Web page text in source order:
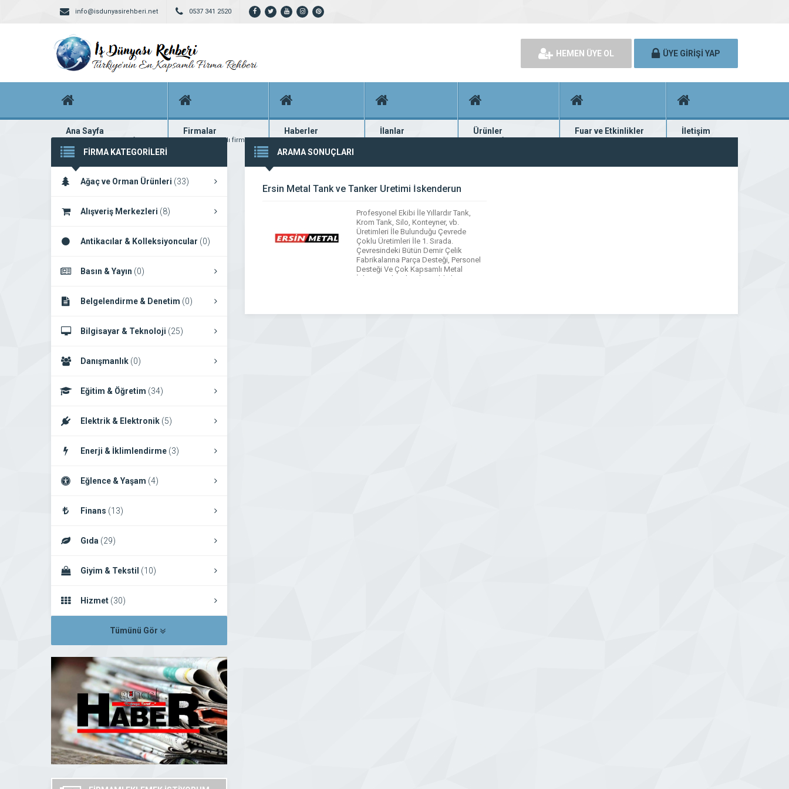
info@isdunyasirehberi.net 0537 341 2520
HEMEN ÜYE OL ÜYE GİRİŞİ YAP
Ana Sayfa
Firma rehberi ana sayfanız
Firmalar
Yüzlerce kayıtlı firma
Haberler
En güncel haberler
İlanlar
Güncel seri ilanlar
Ürünler
Binlerce firma ürünü
Fuar ve Etkinlikler
Fuar ve etkinlik planları
İletişim
Bize ulaşın
FİRMA KATEGORİLERİ
Ağaç ve Orman Ürünleri (33)
Alışveriş Merkezleri (8)
Antikacılar & Kolleksiyoncular (0)
Basın & Yayın (0)
Belgelendirme & Denetim (0)
Bilgisayar & Teknoloji (25)
Danışmanlık (0)
Eğitim & Öğretim (34)
Elektrik & Elektronik (5)
Enerji & İklimlendirme (3)
Eğlence & Yaşam (4)
Finans (13)
Gıda (29)
Giyim & Tekstil (10)
Hizmet (30)
Tümünü Gör
ARAMA SONUÇLARI
Ersin Metal Tank ve Tanker Üretimi İskenderun
Profesyonel Ekibi İle Yıllardır Tank,
Krom Tank, Silo, Konteyner, vb.
Üretimleri İle Bulunduğu Çevrede
Çoklu Üretimleri İle 1. Sırada.
Çevresindeki Bütün Demir Çelik
Fabrikalarına Parça Desteği, Personel
Desteği Ve Çok Kapsamlı Metal
İşleme Makinaları ile 5 Yıldızlı Hizmet